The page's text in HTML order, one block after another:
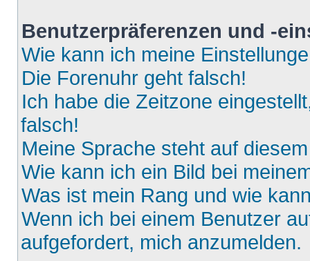
Benutzerpräferenzen und -
Wie kann ich meine
Die Forenuhr geht falsch!
Ich habe die Zeitzone
falsch!
Meine Sprache steht auf
Wie kann ich ein Bild bei
Was ist mein Rang und wie
Wenn ich bei einem Benutzer
aufgefordert, mich anzumelden.